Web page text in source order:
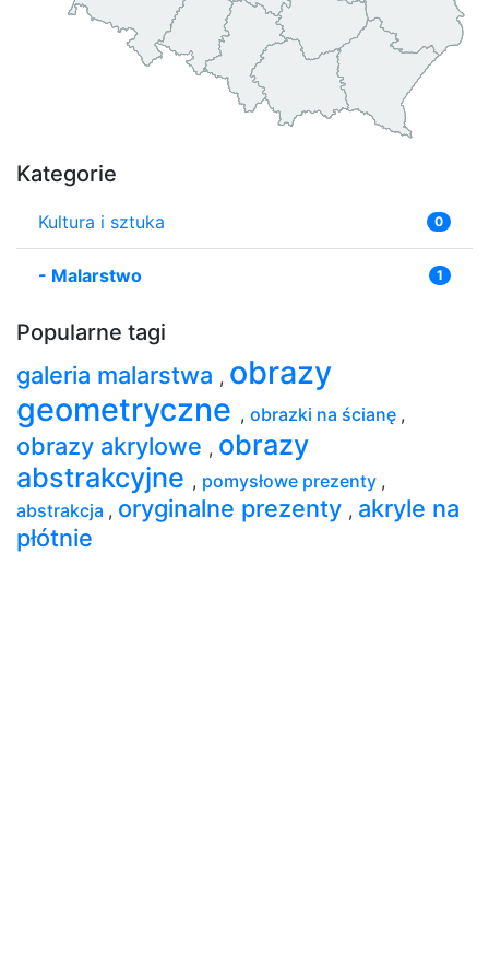
Kategorie
Kultura i sztuka 0
- Malarstwo 1
Popularne tagi
galeria malarstwa , obrazy
geometryczne , obrazki na ścianę ,
obrazy akrylowe , obrazy
abstrakcyjne , pomysłowe prezenty ,
abstrakcja , oryginalne prezenty , akryle na
płótnie